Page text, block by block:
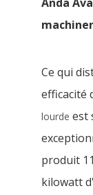
Ce qui
efficacité
lourde est
produit
kilowatt